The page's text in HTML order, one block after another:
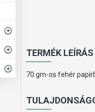
TERMÉK LEÍRÁS
70 gm-os fehér